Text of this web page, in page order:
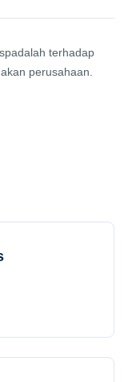
terhadap
perusahaan.